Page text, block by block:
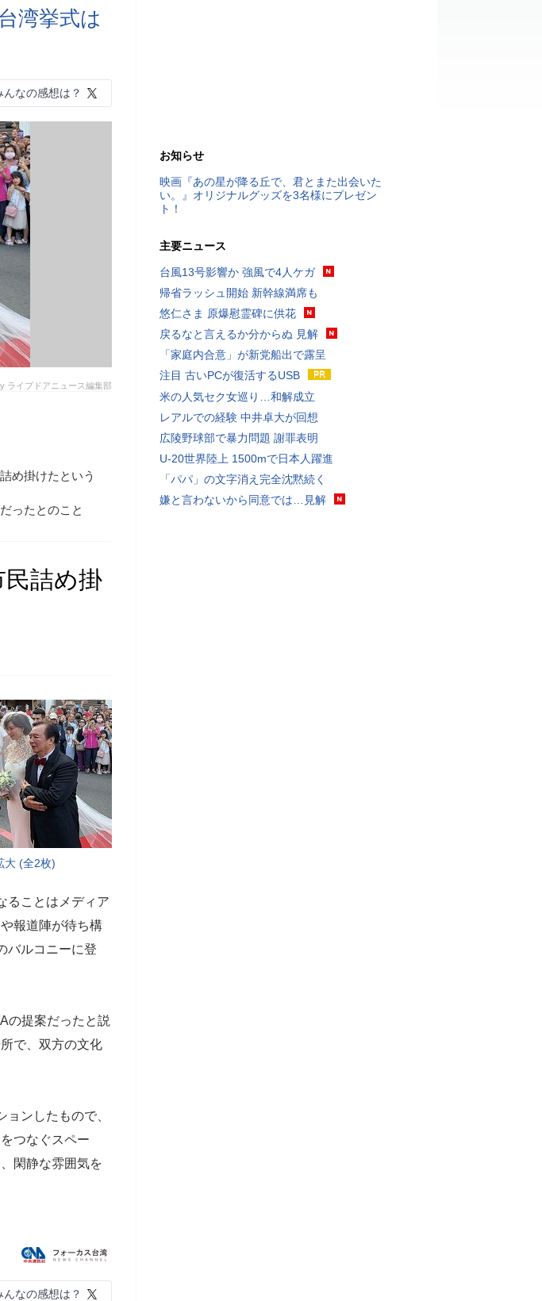
湾挙式は
んなの感想は？
ライブドアニュース編集部
め掛けたという
ったとのこと
詰め掛
大 (全2枚)
ることはメディア
報道陣が待ち構
バルコニーに登
の提案だったと説
で、双方の文化
ンしたもので、
つなぐスペー
閑静な雰囲気を
んなの感想は？
お知らせ
映画『あの星が降る丘で、君とまた出会いた
い。』オリジナルグッズを3名様にプレゼン
ト！
主要ニュース
台風13号影響か 強風で4人ケガ
帰省ラッシュ開始 新幹線満席も
悠仁さま 原爆慰霊碑に供花
戻るなと言えるか分からぬ 見解
「家庭内合意」が新党船出で露呈
注目 古いPCが復活するUSB
米の人気セク女巡り…和解成立
レアルでの経験 中井卓大が回想
広陵野球部で暴力問題 謝罪表明
U-20世界陸上 1500mで日本人躍進
「パパ」の文字消え完全沈黙続く
嫌と言わないから同意では…見解